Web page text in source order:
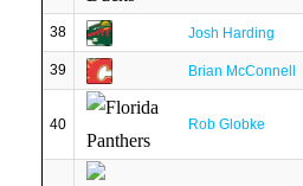
38 Josh Harding
39 Brian McConnell
40 Rob Globke